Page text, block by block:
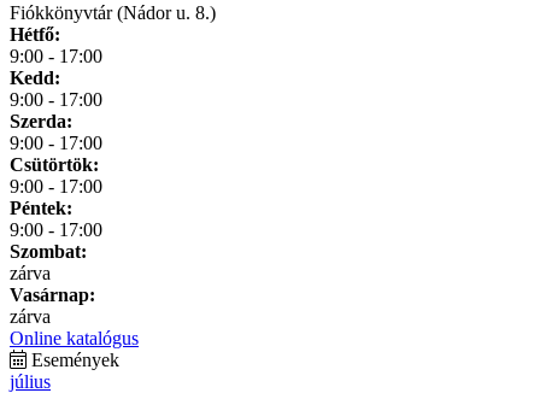
Fiókkönyvtár (Nádor u. 8.)
Hétfő:
9:00 - 17:00
Kedd:
9:00 - 17:00
Szerda:
9:00 - 17:00
Csütörtök:
9:00 - 17:00
Péntek:
9:00 - 17:00
Szombat:
zárva
Vasárnap:
zárva
Online katalógus
Események
július